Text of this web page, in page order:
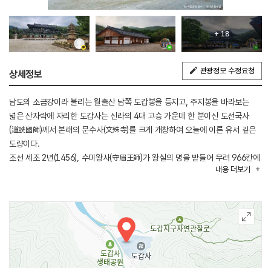
+ 18
상세정보 관광정보 수정요청
남도의 소금강이라 불리는 월출산 남쪽 도갑봉을 등지고, 주지봉을 바라보는
넓은 산자락에 자리한 도갑사는 신라의 4대 고승 가운데 한 분이신 도선국사
(道詵國師)께서 본래의 문수사(文殊寺)를 크게 개창하여 오늘에 이른 유서 깊은
도량이다.
조선 세조 2년(1456), 수미왕사(守眉王師)가 왕실의 명을 받들어 무려 966칸에
달하는 당우와 전각, 그리고 12개의 암자를 세웠다. 이후에도 연담선사,
널리 펼쳤고, 수행과 가르침이 끊이지 않는 법등의 도량으로 자리매김하였다.
도갑사는 또한 오랜 세월 동안 불교 예술과 문화의 정수를 간직해 온 귀중한
성보문화유산의 보고이다. 해탈문(국보), 마애여래좌상(국보), 석조여래좌상
(보물), 문수·보현보살·코끼리상(보물), 그리고 도선·수미비를 비롯한 수많은
문화유산이 전해지고 있다.
내용 더보기